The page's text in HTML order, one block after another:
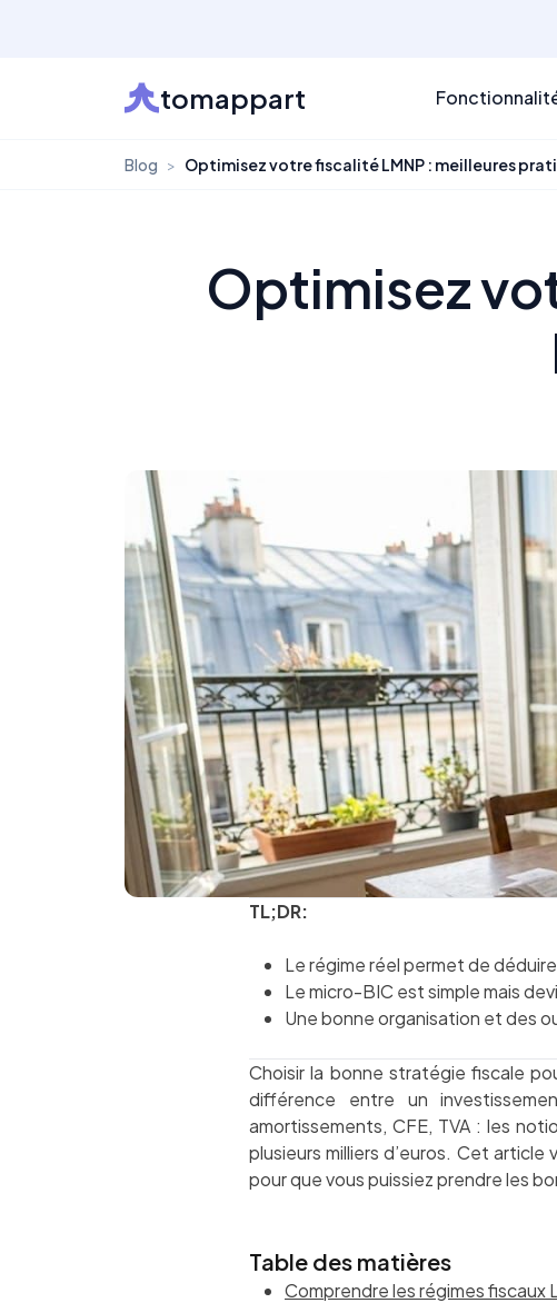
tomappart
Blog > Optimisez votre fiscalité LMNP : meilleures
Optimisez
TL;DR:
Le régime réel permet de
Le micro-BIC est simple mais
Une bonne organisation et des
Choisir la bonne stratégie fiscale
différence entre un
amortissements, CFE, TVA : les
plusieurs milliers d’euros. Cet
pour que vous puissiez prendre les
Table des matières
Comprendre les régimes fiscaux